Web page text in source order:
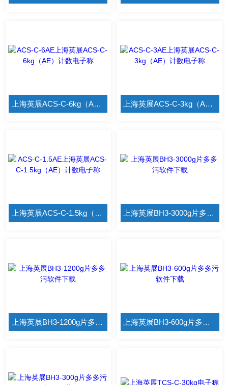
上海英展ACS-C-6kg（AE）计数电子称 上海英展ACS-C-3kg（AE）计数电子称
上海英展ACS-C-1.5kg（AE）计数电子称 上海英展BH3-3000g片多多污软件下载
上海英展BH3-1200g片多多污软件下载 上海英展BH3-600g片多多污软件下载